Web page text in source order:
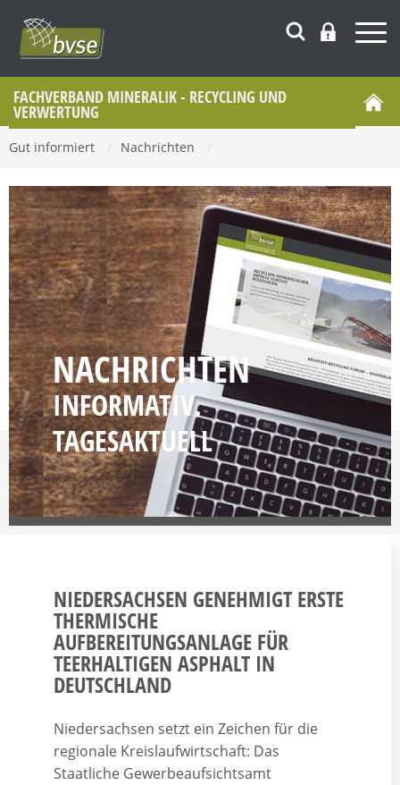
FACHVERBAND MINERALIK - RECYCLING UND
VERWERTUNG
Gut informiert Nachrichten
NACHRICHTEN
INFORMATIV.
TAGESAKTUELL
NIEDERSACHSEN GENEHMIGT ERSTE
THERMISCHE
AUFBEREITUNGSANLAGE FÜR
TEERHALTIGEN ASPHALT IN
DEUTSCHLAND
Niedersachsen setzt ein Zeichen für die
regionale Kreislaufwirtschaft: Das
Staatliche Gewerbeaufsichtsamt